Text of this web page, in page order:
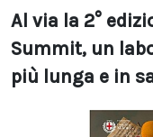
Al via la 2°
Summit, un
più lunga e in